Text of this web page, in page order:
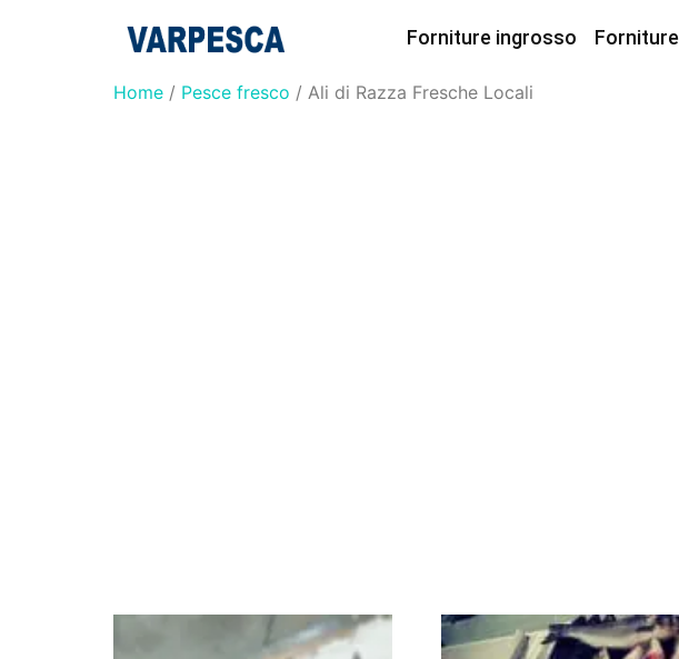
Forniture ingrosso
Home / Pesce fresco / Ali di Razza Fresche Locali